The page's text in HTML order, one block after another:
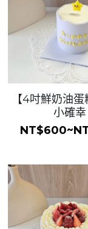
【4吋鮮奶油
小確幸